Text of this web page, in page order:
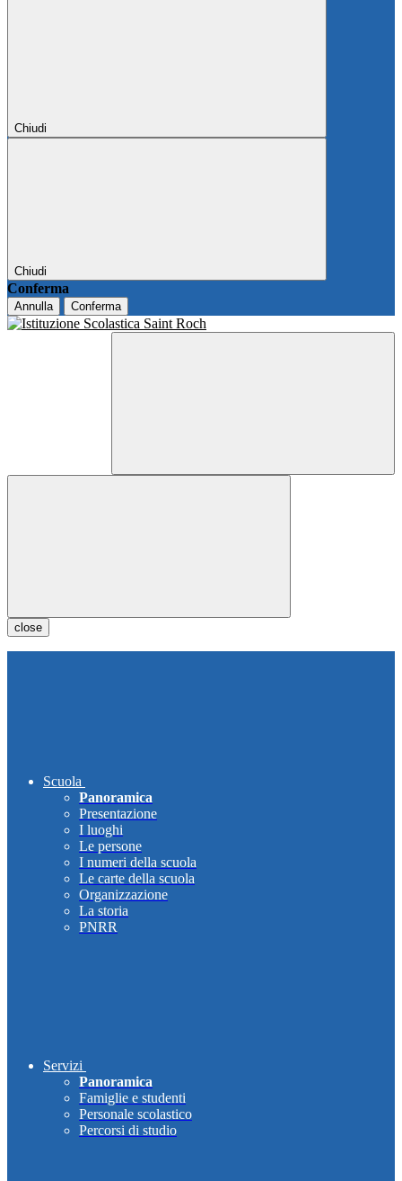
Chiudi
Chiudi
Conferma
Annulla Conferma
close
Scuola
Panoramica
Presentazione
I luoghi
Le persone
I numeri della scuola
Le carte della scuola
Organizzazione
La storia
PNRR
Servizi
Panoramica
Famiglie e studenti
Personale scolastico
Percorsi di studio